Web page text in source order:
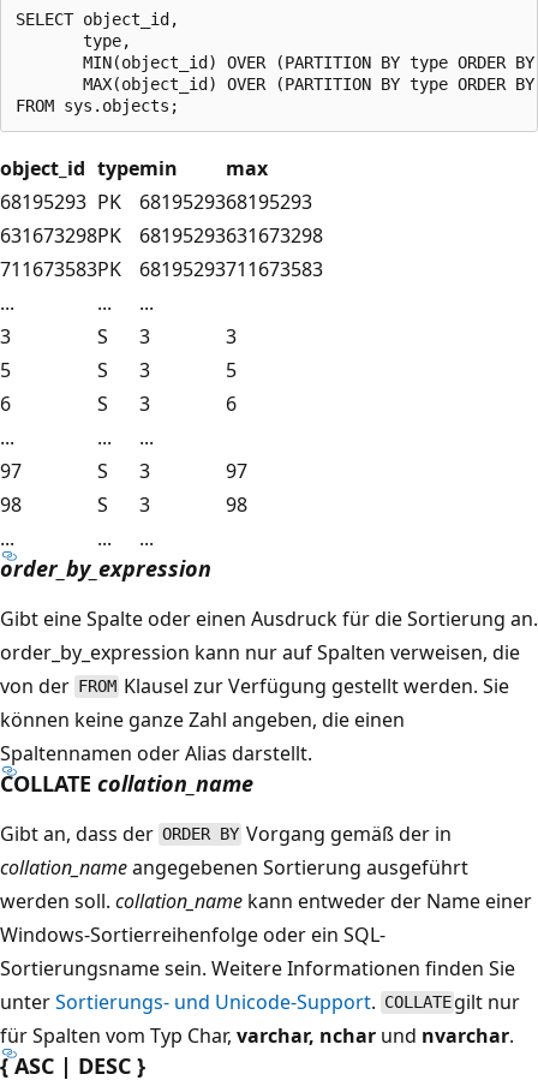
SELECT object_id,
       type,
MIN(object_id) OVER (PARTITION BY type ORDER
MAX(object_id) OVER (PARTITION BY type ORDER
object_id typemin
max
68195293 PK 6819529368195293
631673298PK 68195293631673298
711673583PK 68195293711673583
...
...
...
3
S 3
3
5
S 3
5
6
S 3
6
...
...
...
97
S 3
97
98
S 3
98
...
... ...
order_by_expression
Gibt eine Spalte oder einen Ausdruck für die Sortierung an.
order_by_expression kann nur auf Spalten verweisen, die
von der FROM Klausel zur Verfügung gestellt werden. Sie
können keine ganze Zahl angeben, die einen
Spaltennamen oder Alias darstellt.
COLLATE collation_name
Gibt an, dass der ORDER BY Vorgang gemäß der in
collation_nameangegebenen Sortierung ausgeführt
werden soll. collation_name kann entweder der Name einer
Windows-Sortierreihenfolge oder ein SQL-
Sortierungsname sein. Weitere Informationen finden Sie
unterSortierungs- und Unicode-Support. COLLATE gilt nur
für Spalten vom Typ Char, varchar, nchar und nvarchar.
{ ASC | DESC }